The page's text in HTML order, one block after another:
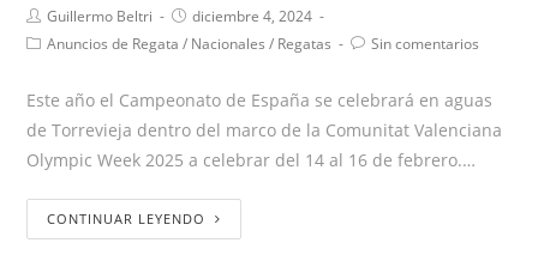
Guillermo Beltri
diciembre 4, 2024
Anuncios de Regata / Nacionales / Regatas Sin comentarios
Este año el Campeonato de España se celebrará en aguas
de Torrevieja dentro del marco de la Comunitat Valenciana
Olympic Week 2025 a celebrar del 14 al 16 de febrero.…
CONTINUAR LEYENDO